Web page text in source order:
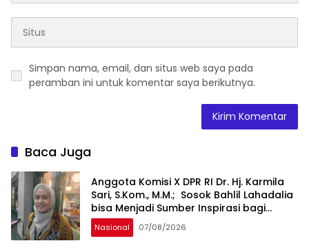
Simpan nama, email, dan situs web saya pada
peramban ini untuk komentar saya berikutnya.
Baca Juga
Anggota Komisi X DPR RI Dr. Hj. Karmila
Sari, S.Kom., M.M.; Sosok Bahlil Lahadalia
bisa Menjadi Sumber Inspirasi bagi
Generasi Muda, Pelaku Usaha,
Pemerintah, maupun Pemangku
Nasional 07/08/2026